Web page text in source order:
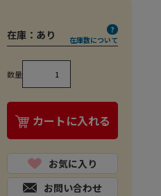
在庫： あり 在庫数について
数量
カートに入れる
お気に入り
お問い合わせ